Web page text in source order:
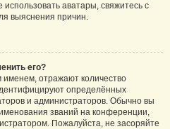
аватары, свяжитесь с
выяснения причин.
его?
отражают количество
определённых
и администраторов. Обычно вы
званий на конференции,
Пожалуйста, не засоряйте